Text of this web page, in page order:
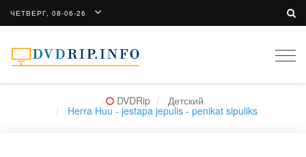
ЧЕТВЕРГ, 08-06-26
DVDRip Детский
Herra Huu - jestapa jepulis - penikat sipuliks